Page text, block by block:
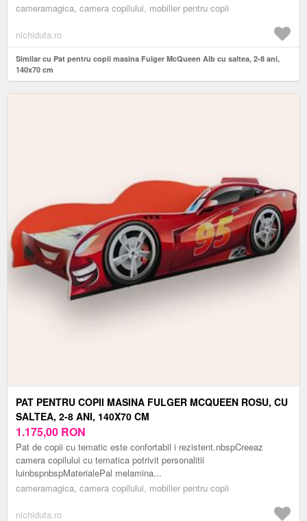
cameramagica, camera copilului, mobilier pentru copii
nichiduta.ro
Similar cu Pat pentru copii masina Fulger McQueen Alb cu saltea, 2-8 ani,
140x70 cm
PAT PENTRU COPII MASINA FULGER MCQUEEN ROSU, CU
SALTEA, 2-8 ANI, 140X70 CM
1.175,00 RON
Pat de copii cu tematic este confortabil i rezistent.nbspCreeaz
camera copilului cu tematica potrivit personalitii
luinbspnbspMaterialePal melamina...
cameramagica, camera copilului, mobilier pentru copii
nichiduta.ro